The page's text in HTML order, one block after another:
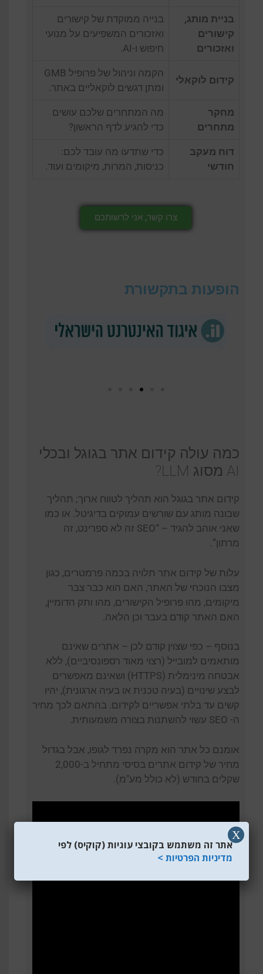
בניית מותג,
קישורים
ואזכורים
בנייה ממוקדת של קישורים
ואזכורים המשפיעים על מנועי
חיפוש ו-AI.
קידום לוקאלי
הקמה וניהול של פרופיל GMB
ומתן דגשים לוקאליים באתר.
מחקר
מתחרים
מה המתחרים שלכם עושים
כדי להגיע לדף הראשון?
דוח מעקב
חודשי
כדי שתדעו מה עובד לכם:
כניסות, המרות, מיקומים ועוד.
צרו קשר, אני לרשותכם
הופעות בתקשורת
כמה עולה קידום אתר בגוגל ובכלי
AI מסוג LLM?
קידום אתר בגוגל הוא תהליך לטווח ארוך; תהליך
שבונה מותג עם שורשים עמוקים בדיגיטל. או כמו
שאני אוהב להגיד – “SEO זה לא ספרינט, זה
מרתון”.
עלות של קידום אתר תלויה בכמה פרמטרים, כגון
מצבו הנוכחי של האתר, האם הוא כבר צבר
מיקומים, מהו פרופיל הקישורים, מהו ותק הדומיין,
האם האתר קודם בעבר וכן הלאה.
בנוסף – כפי שצוין קודם לכן – אתרים שאינם
מותאמים למובייל (רצוי מאוד רספונסיביים), ללא
אבטחה מינימלית (HTTPS) ושאינם מאפשרים
לבצע שינויים (בעיה טכנית או בעיה ארגונית), יהיו
קשים עד בלתי אפשריים לקידום. בהתאם לכך מחיר
ה- SEO עשוי להשתנות בצורה משמעותית.
אומנם כל אתר הוא מקרה נפרד לגופו, אבל בגדול
מחיר של קידום אתרים בסיסי מתחיל ב-2,000
שקלים בחודש (לא כולל מע"מ).
אתר זה משתמש בקובצי עוגיות (קוקיס) לפי
מדיניות הפרטיות >
X